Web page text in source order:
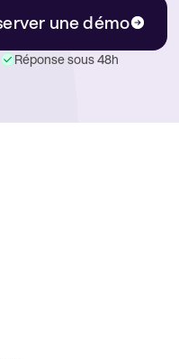
une démo
Réponse sous 48h